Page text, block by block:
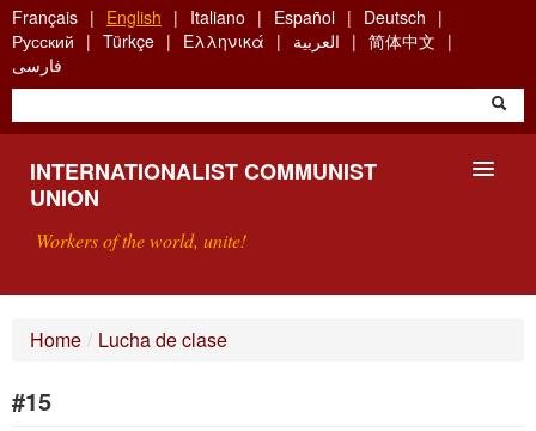
Skip
to
main
content
Français English Italiano Español
Deutsch
Русский
Türkçe Ελληνικά العربية
简体中文
فارسی
INTERNATIONALIST COMMUNIST
UNION
Workers of the world, unite!
Home / Lucha de clase
#15